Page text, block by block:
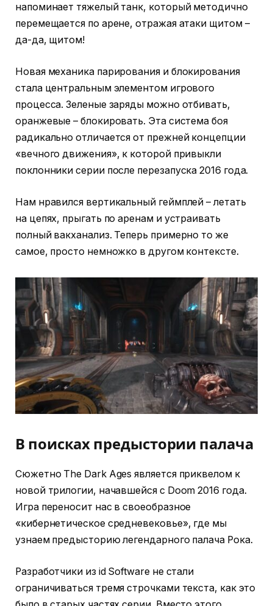
напоминает тяжелый танк, который методично
перемещается по арене, отражая атаки щитом –
да-да, щитом!
Новая механика парирования и блокирования
стала центральным элементом игрового
процесса. Зеленые заряды можно отбивать,
оранжевые – блокировать. Эта система боя
радикально отличается от прежней концепции
«вечного движения», к которой привыкли
поклонники серии после перезапуска 2016 года.
Нам нравился вертикальный геймплей – летать
на цепях, прыгать по аренам и устраивать
полный вакханализ. Теперь примерно то же
самое, просто немножко в другом контексте.
В поисках предыстории палача
Сюжетно The Dark Ages является приквелом к
новой трилогии, начавшейся с Doom 2016 года.
Игра переносит нас в своеобразное
«кибернетическое средневековье», где мы
узнаем предысторию легендарного палача Рока.
Разработчики из id Software не стали
ограничиваться тремя строчками текста, как это